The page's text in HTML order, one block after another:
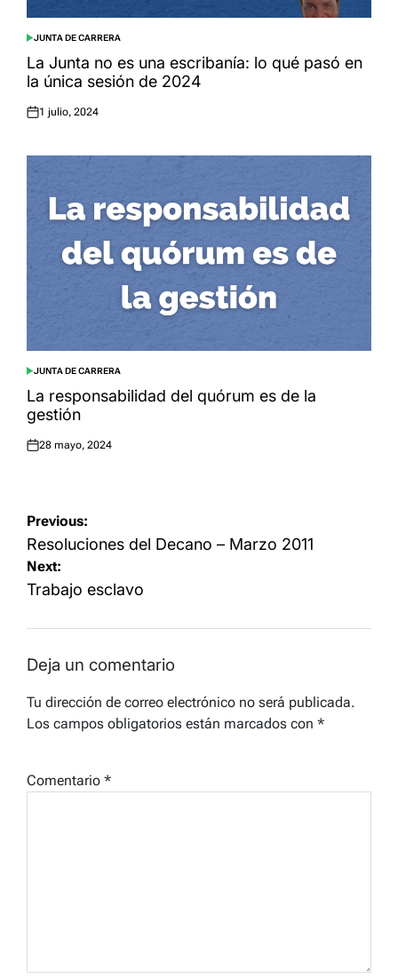
POSTED
IN
JUNTA DE CARRERA
La Junta no es una escribanía: lo qué pasó en
la única sesión de 2024
Posted
1 julio, 2024
POSTED
IN
JUNTA DE CARRERA
La responsabilidad del quórum es de la
gestión
Posted
28 mayo, 2024
Navegación
de
entradas
Previous:
Resoluciones del Decano – Marzo 2011
Next:
Trabajo esclavo
Deja un comentario
Tu dirección de correo electrónico no será publicada.
Los campos obligatorios están marcados con *
Comentario *